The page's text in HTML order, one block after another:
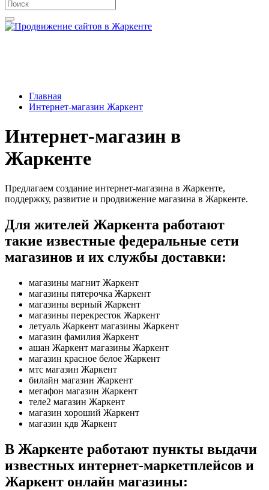
Главная
Интернет-магазин Жаркент
Интернет-магазин в
Жаркенте
Предлагаем создание интернет-магазина в Жаркенте,
поддержку, развитие и продвижение магазина в Жаркенте.
Для жителей Жаркента работают
такие известные федеральные сети
магазинов и их службы доставки:
магазины магнит Жаркент
магазины пятерочка Жаркент
магазины верный Жаркент
магазины перекресток Жаркент
летуаль Жаркент магазины Жаркент
магазин фамилия Жаркент
ашан Жаркент магазины Жаркент
магазин красное белое Жаркент
мтс магазин Жаркент
билайн магазин Жаркент
мегафон магазин Жаркент
теле2 магазин Жаркент
магазин хороший Жаркент
магазин кдв Жаркент
В Жаркенте работают пункты выдачи
известных интернет-маркетплейсов и
Жаркент онлайн магазины: